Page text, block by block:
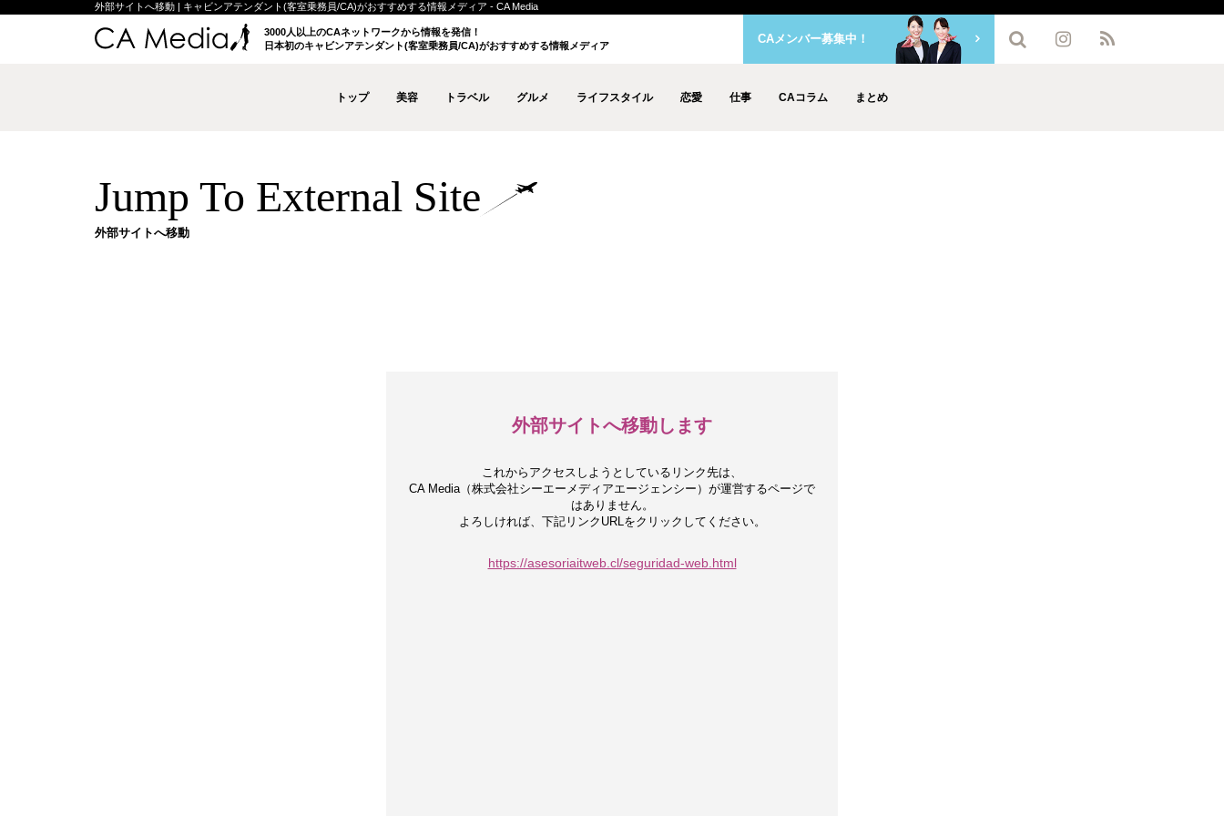
外部サイトへ移動 | キャビンアテンダント(客室乗務員/CA)がおすすめする情報メディア - CA Media
3000人以上のCAネットワークから情報を発信！
日本初のキャビンアテンダント(客室乗務員/CA)がおすすめする情報メディア
トップ 美容 トラベル グルメ ライフスタイル 恋愛 仕事 CAコラム まとめ
CAメンバー募集中！
Jump To External Site
外部サイトへ移動
外部サイトへ移動します
これからアクセスしようとしているリンク先は、
CA Media（株式会社シーエーメディアエージェンシー）が運営するページで
はありません。
よろしければ、下記リンクURLをクリックしてください。
https://asesoriaitweb.cl/seguridad-web.html